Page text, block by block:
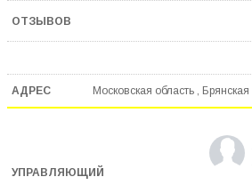
Московская область ,